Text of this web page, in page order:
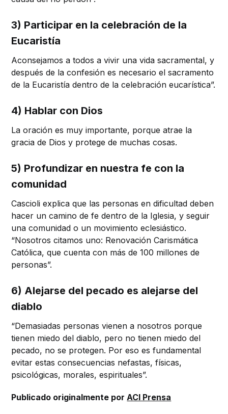
3) Participar en la celebración de la
Eucaristía
Aconsejamos a todos a vivir una vida sacramental, y
después de la confesión es necesario el sacramento
de la Eucaristía dentro de la celebración eucarística”.
4) Hablar con Dios
La oración es muy importante, porque atrae la
gracia de Dios y protege de muchas cosas.
5) Profundizar en nuestra fe con la
comunidad
Cascioli explica que las personas en dificultad deben
hacer un camino de fe dentro de la Iglesia, y seguir
una comunidad o un movimiento eclesiástico.
“Nosotros citamos uno: Renovación Carismática
Católica, que cuenta con más de 100 millones de
personas”.
6) Alejarse del pecado es alejarse del
diablo
“Demasiadas personas vienen a nosotros porque
tienen miedo del diablo, pero no tienen miedo del
pecado, no se protegen. Por eso es fundamental
evitar estas consecuencias nefastas, físicas,
psicológicas, morales, espirituales”.
Publicado originalmente porACI Prensa